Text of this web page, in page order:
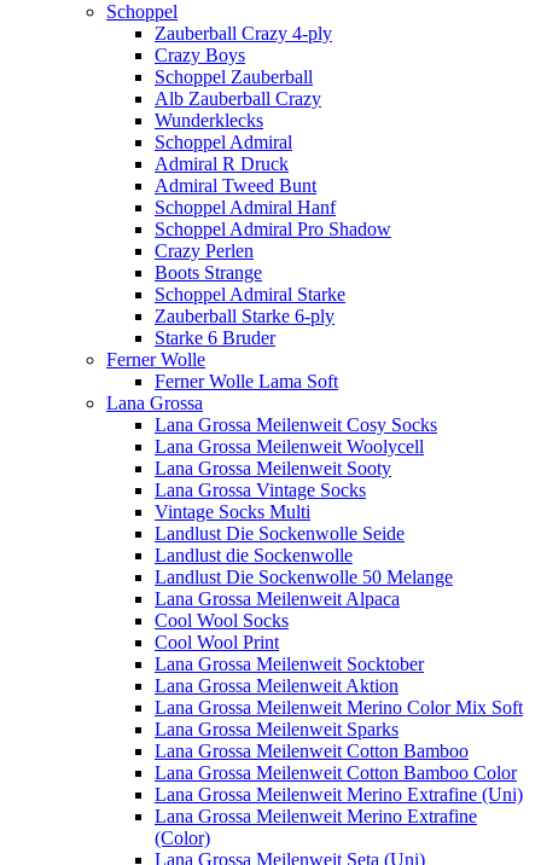
Schoppel
Zauberball Crazy 4-ply
Crazy Boys
Schoppel Zauberball
Alb Zauberball Crazy
Wunderklecks
Schoppel Admiral
Admiral R Druck
Admiral Tweed Bunt
Schoppel Admiral Hanf
Schoppel Admiral Pro Shadow
Crazy Perlen
Boots Strange
Schoppel Admiral Starke
Zauberball Starke 6-ply
Starke 6 Bruder
Ferner Wolle
Ferner Wolle Lama Soft
Lana Grossa
Lana Grossa Meilenweit Cosy Socks
Lana Grossa Meilenweit Woolycell
Lana Grossa Meilenweit Sooty
Lana Grossa Vintage Socks
Vintage Socks Multi
Landlust Die Sockenwolle Seide
Landlust die Sockenwolle
Landlust Die Sockenwolle 50 Melange
Lana Grossa Meilenweit Alpaca
Cool Wool Socks
Cool Wool Print
Lana Grossa Meilenweit Socktober
Lana Grossa Meilenweit Aktion
Lana Grossa Meilenweit Merino Color Mix Soft
Lana Grossa Meilenweit Sparks
Lana Grossa Meilenweit Cotton Bamboo
Lana Grossa Meilenweit Cotton Bamboo Color
Lana Grossa Meilenweit Merino Extrafine (Uni)
Lana Grossa Meilenweit Merino Extrafine
(Color)
Lana Grossa Meilenweit Seta (Uni)